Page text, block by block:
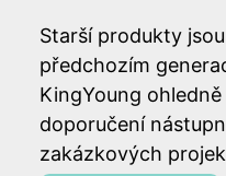
Starší produkty
předchozím
KingYoung
doporučení
zakázkových